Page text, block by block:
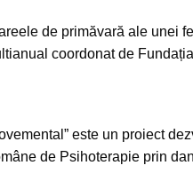
de primăvară ale unei
coordonat de
este un proiect
de Psihoterapie prin